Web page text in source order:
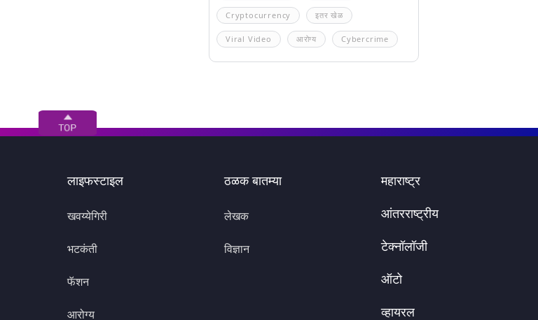
Cryptocurrency इतर खेळ
Viral Video आरोग्य Cybercrime
लाइफस्टाइल
खवय्येगिरी
भटकंती
फॅशन
आरोग्य
ठळक बातम्या
लेखक
विज्ञान
महाराष्ट्र
आंतरराष्ट्रीय
टेक्नॉलॉजी
ऑटो
व्हायरल